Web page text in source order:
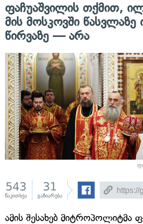
ფაჩუაშვილის თქმით,
მის მოსკოვში წასვლაზე
წირვაზე — არა
543
წაკითხვა
31
გაზიარება
ამის შესახებ მიტროპოლიტმა